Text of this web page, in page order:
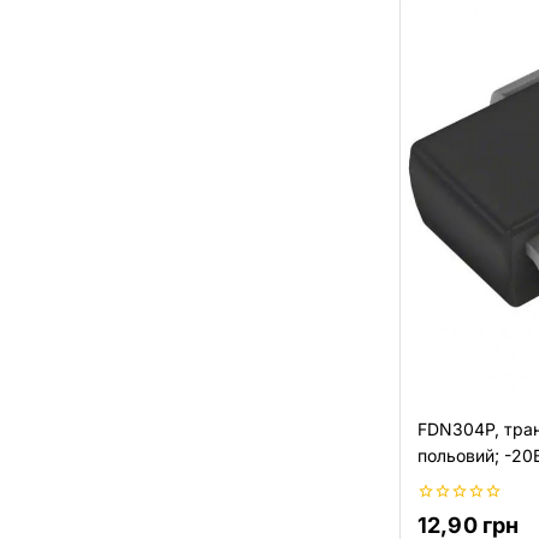
FDN304P,
польовий; -
0
з
12,90 грн